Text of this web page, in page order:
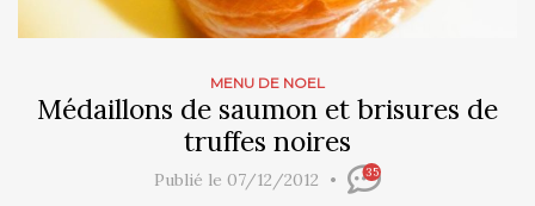
MENU DE NOEL
Médaillons de saumon et brisures de
truffes noires
Publié le 07/12/2012 35